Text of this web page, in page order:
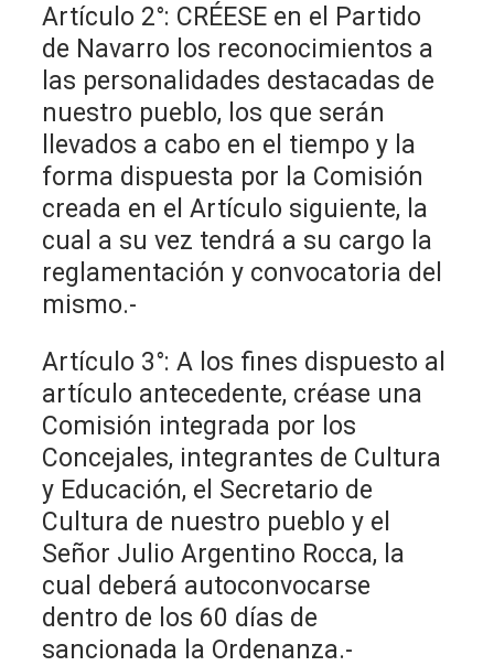
Artículo 2°: CRÉESE en el Partido
de Navarro los reconocimientos a
las personalidades destacadas de
nuestro pueblo, los que serán
llevados a cabo en el tiempo y la
forma dispuesta por la Comisión
creada en el Artículo siguiente, la
cual a su vez tendrá a su cargo la
reglamentación y convocatoria del
mismo.-
Artículo 3°: A los fines dispuesto al
artículo antecedente, créase una
Comisión integrada por los
Concejales, integrantes de Cultura
y Educación, el Secretario de
Cultura de nuestro pueblo y el
Señor Julio Argentino Rocca, la
cual deberá autoconvocarse
dentro de los 60 días de
sancionada la Ordenanza.-